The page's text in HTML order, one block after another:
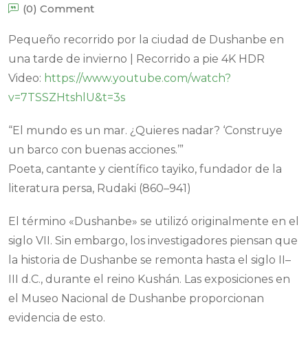
(0) Comment
Pequeño recorrido por la ciudad de Dushanbe en
una tarde de invierno | Recorrido a pie 4K HDR
Video: https://www.youtube.com/watch?
v=7TSSZHtshlU&t=3s
“El mundo es un mar. ¿Quieres nadar? ‘Construye
un barco con buenas acciones.’”
Poeta, cantante y científico tayiko, fundador de la
literatura persa, Rudaki (860–941)
El término «Dushanbe» se utilizó originalmente en el
siglo VII. Sin embargo, los investigadores piensan que
la historia de Dushanbe se remonta hasta el siglo II–
III d.C., durante el reino Kushán. Las exposiciones en
el Museo Nacional de Dushanbe proporcionan
evidencia de esto.